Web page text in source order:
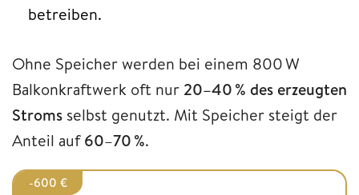
betreiben.
Ohne Speicher werden bei einem 800 W
Balkonkraftwerk oft nur 20–40 % des erzeugten
Stroms selbst genutzt. Mit Speicher steigt der
Anteil auf60–70 %.
-600 €